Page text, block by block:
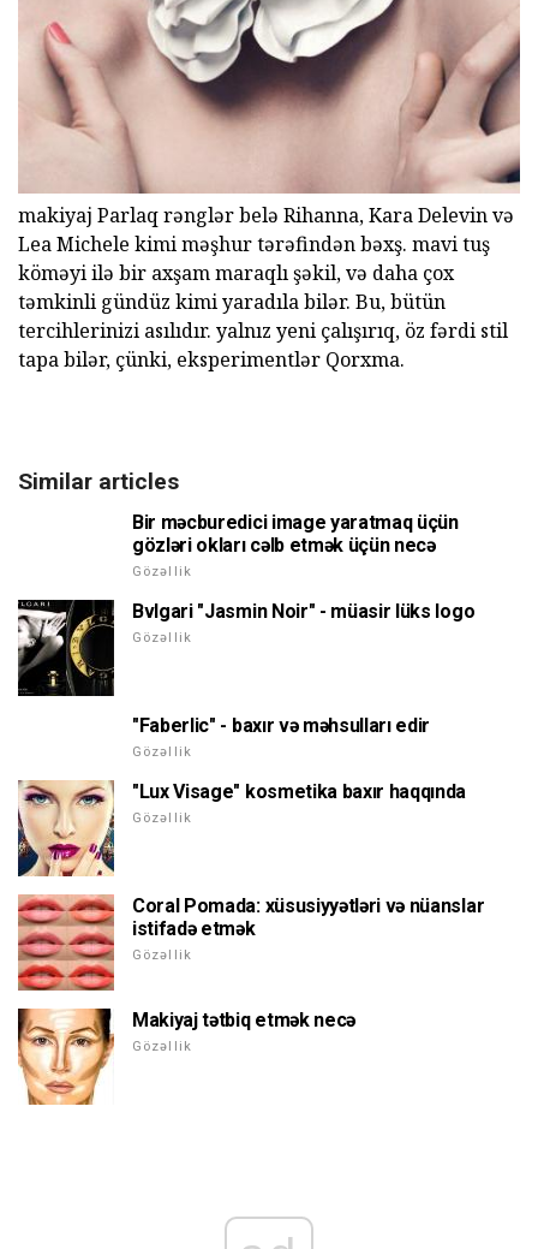
makiyaj Parlaq rənglər belə Rihanna, Kara Delevin və
Lea Michele kimi məşhur tərəfindən bəxş. mavi tuş
köməyi ilə bir axşam maraqlı şəkil, və daha çox
təmkinli gündüz kimi yaradıla bilər. Bu, bütün
tercihlerinizi asılıdır. yalnız yeni çalışırıq, öz fərdi stil
tapa bilər, çünki, eksperimentlər Qorxma.
Similar articles
Bir məcburedici image yaratmaq üçün
gözləri okları cəlb etmək üçün necə
Gözəllik
Bvlgari "Jasmin Noir" - müasir lüks logo
Gözəllik
"Faberlic" - baxır və məhsulları edir
Gözəllik
"Lux Visage" kosmetika baxır haqqında
Gözəllik
Coral Pomada: xüsusiyyətləri və nüanslar
istifadə etmək
Gözəllik
Makiyaj tətbiq etmək necə
Gözəllik